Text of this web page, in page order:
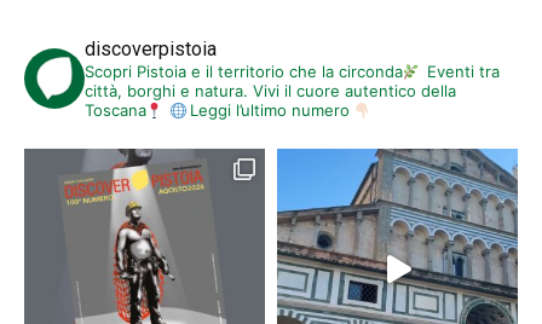
discoverpistoia
Scopri Pistoia e il territorio che la circonda
Eventi tra
città, borghi e natura. Vivi il cuore autentico della
Toscana
Leggi l’ultimo numero